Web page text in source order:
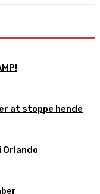
at stoppe hende
Orlando